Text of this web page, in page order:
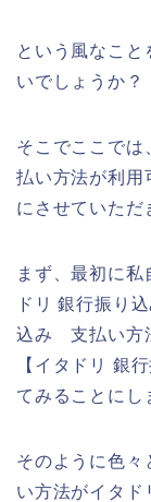
という風なこと
いでしょうか？
そこでここでは
払い方法が利用
にさせていただ
まず、最初に私
ドリ 銀行振り
込み 支払い方
【イタドリ 銀
てみることにし
そのように色々
い方法がイタド